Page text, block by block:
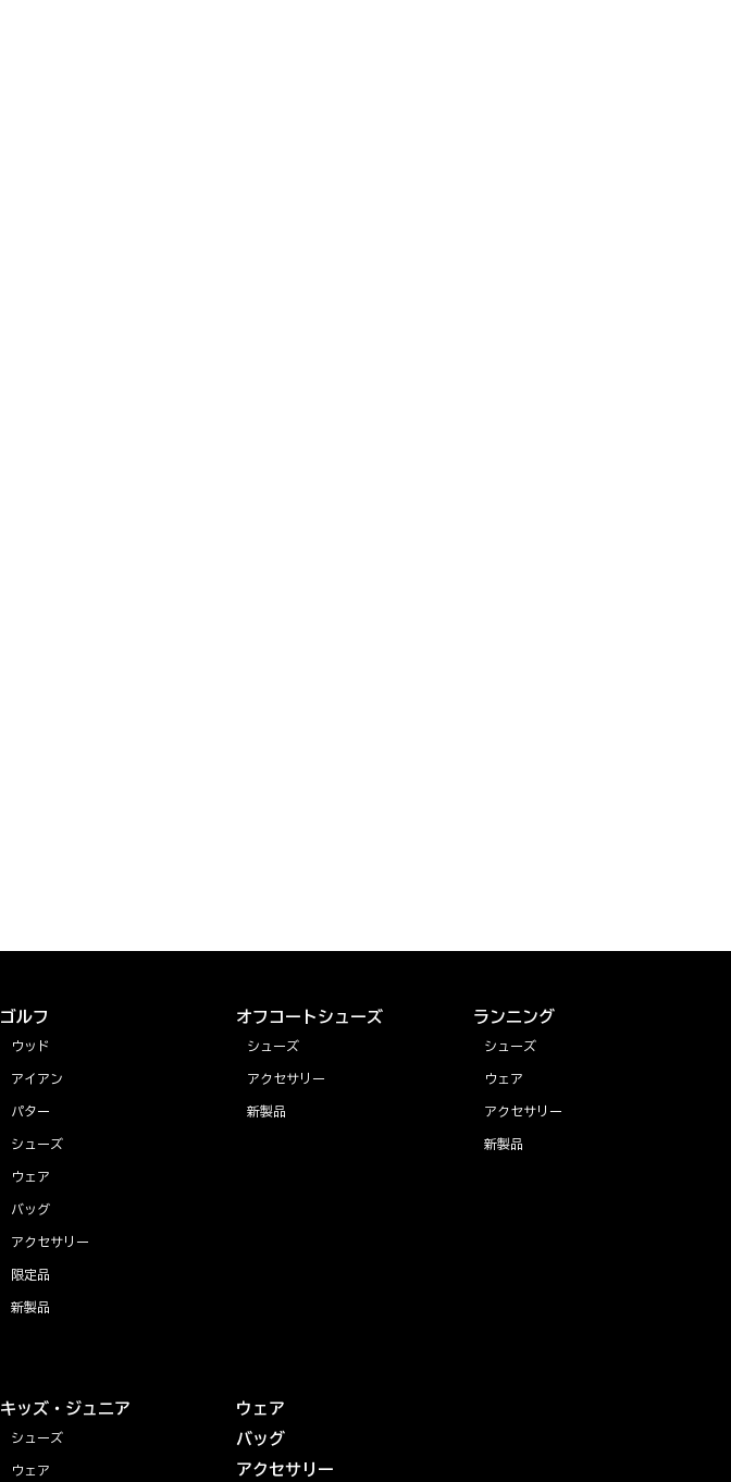
ゴルフ
ウッド
アイアン
パター
シューズ
ウェア
バッグ
アクセサリー
限定品
新製品
オフコートシューズ
シューズ
アクセサリー
新製品
ランニング
シューズ
ウェア
アクセサリー
新製品
キッズ・ジュニア
シューズ
ウェア
ウェア
バッグ
アクセサリー